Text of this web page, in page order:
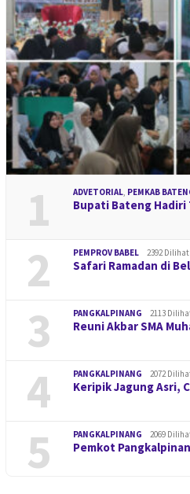
1 ADVETORIAL, PEMKAB
Bupati Bateng
2 PEMPROV BABEL 2392 Dilihat
Safari Ramadan di
3 PANGKALPINANG 2113
Reuni Akbar SMA
4 PANGKALPINANG 2072
Keripik Jagung Asri,
5 PANGKALPINANG 2069
Pemkot